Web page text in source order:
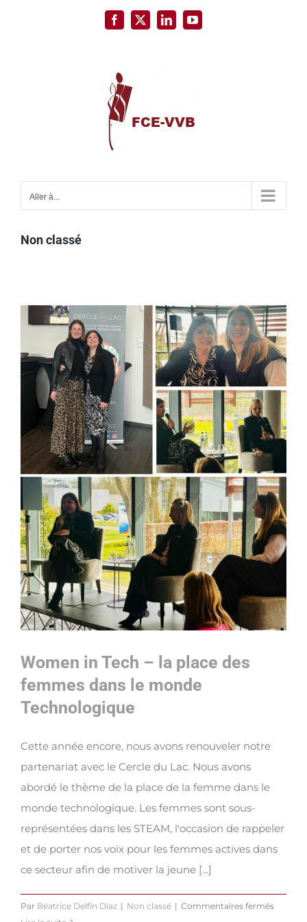
Facebook
X LinkedInYouTube
Aller à...
Non classé
Women in Tech – la place des
femmes dans le monde
Technologique
Cette année encore, nous avons renouveler notre
partenariat avec le Cercle du Lac. Nous avons
abordé le thème de la place de la femme dans le
monde technologique. Les femmes sont sous-
représentées dans les STEAM, l'occasion de rappeler
et de porter nos voix pour les femmes actives dans
ce secteur afin de motiver la jeune [...]
Par Béatrice Delfin Diaz | Non classé | Commentaires ferméssur